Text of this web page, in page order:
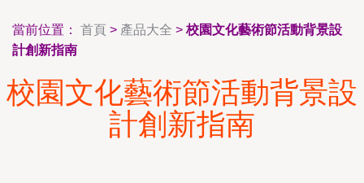
當前位置： 首頁 > 產品大全 > 校園文化藝術節活動背景設
計創新指南
校園文化藝術節活動背景設
計創新指南